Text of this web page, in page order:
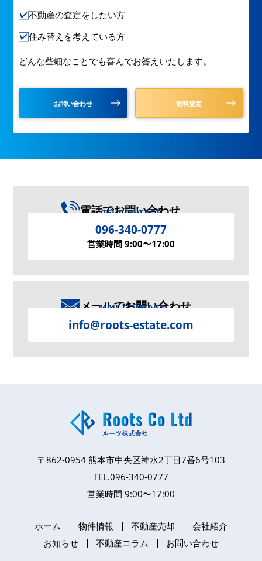
不動産の査定をしたい方
住み替えを考えている方
どんな些細なことでも喜んでお答えいたします。
お問い合わせ 無料査定
電話でお問い合わせ
TEL CONTACT
096-340-0777
営業時間 9:00〜17:00
メールでお問い合わせ
MAIL CONTACT
info@roots-estate.com
〒862-0954 熊本市中央区神水2丁目7番6号103
TEL.096-340-0777
営業時間 9:00〜17:00
ホーム 物件情報 不動産売却
会社紹介
お知らせ
不動産コラム お問い合わせ